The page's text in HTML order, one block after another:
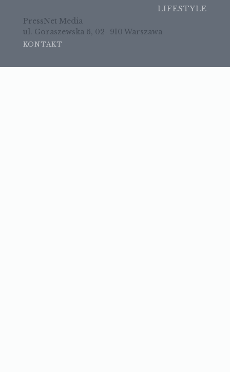
LIFESTYLE
PressNet Media
ul. Goraszewska 6, 02- 910 Warszawa
KONTAKT